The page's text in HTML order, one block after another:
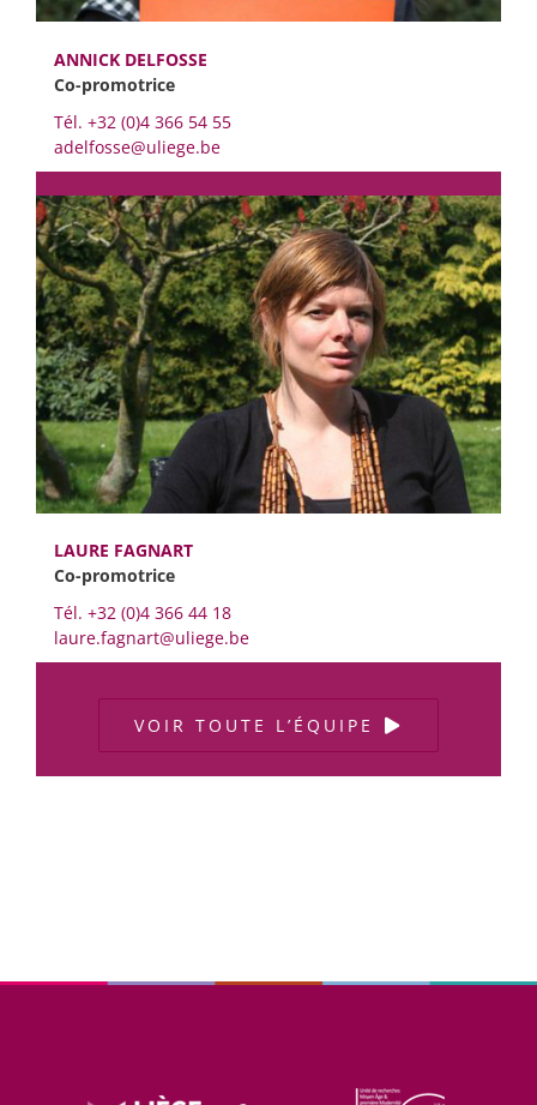
ANNICK DELFOSSE
Co-promotrice
Tél. +32 (0)4 366 54 55
adelfosse@uliege.be
LAURE FAGNART
Co-promotrice
Tél. +32 (0)4 366 44 18
laure.fagnart@uliege.be
VOIR TOUTE L’ÉQUIPE